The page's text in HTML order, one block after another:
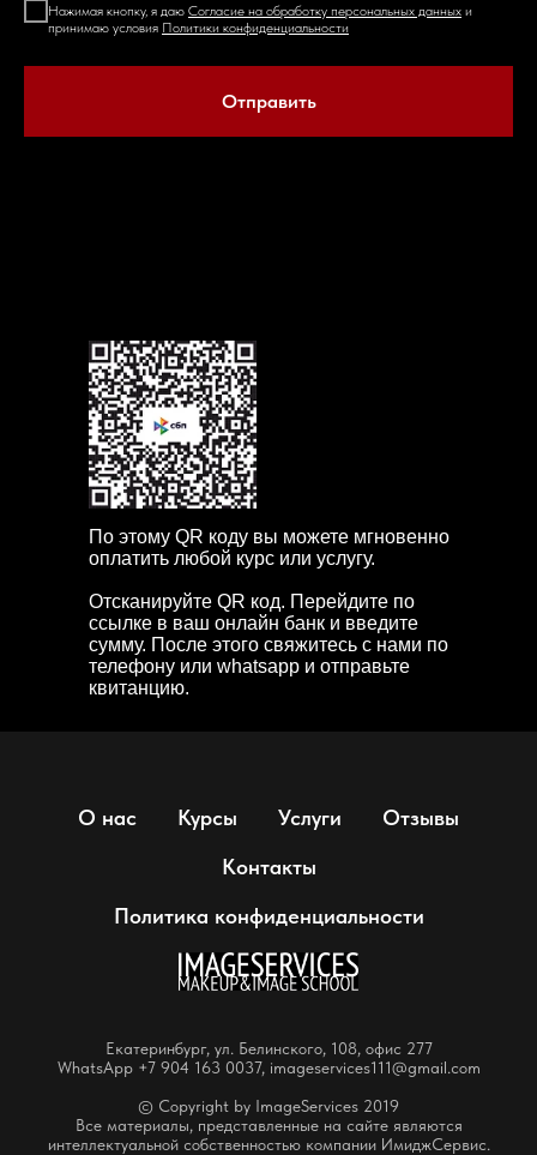
Нажимая кнопку, я даю Согласие на обработку персональных данных и
принимаю условия Политики конфиденциальности
Отправить
По этому QR коду вы можете мгновенно
оплатить любой курс или услугу.
Отсканируйте QR код. Перейдите по
ссылке в ваш онлайн банк и введите
сумму. После этого свяжитесь с нами по
телефону или whatsapp и отправьте
квитанцию.
О нас Курсы Услуги
Отзывы
Контакты
Политика конфиденциальности
Екатеринбург, ул. Белинского, 108, офис 277
WhatsApp +7 904 163 0037, imageservices111@gmail.com
© Copyright by ImageServices 2019
Все материалы, представленные на сайте являются
интеллектуальной собственностью компании ИмиджСервис.